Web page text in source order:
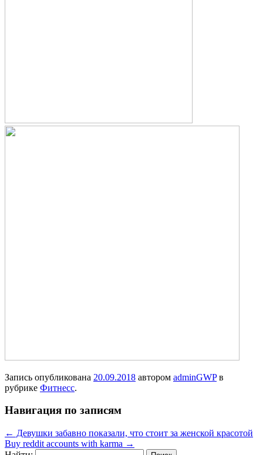
Запись опубликована 20.09.2018 автором adminGWPв
рубрике Фитнесс.
Навигация по записям
← Девушки забавно показали, что стоит за женской красотой
Buy reddit accounts with karma →